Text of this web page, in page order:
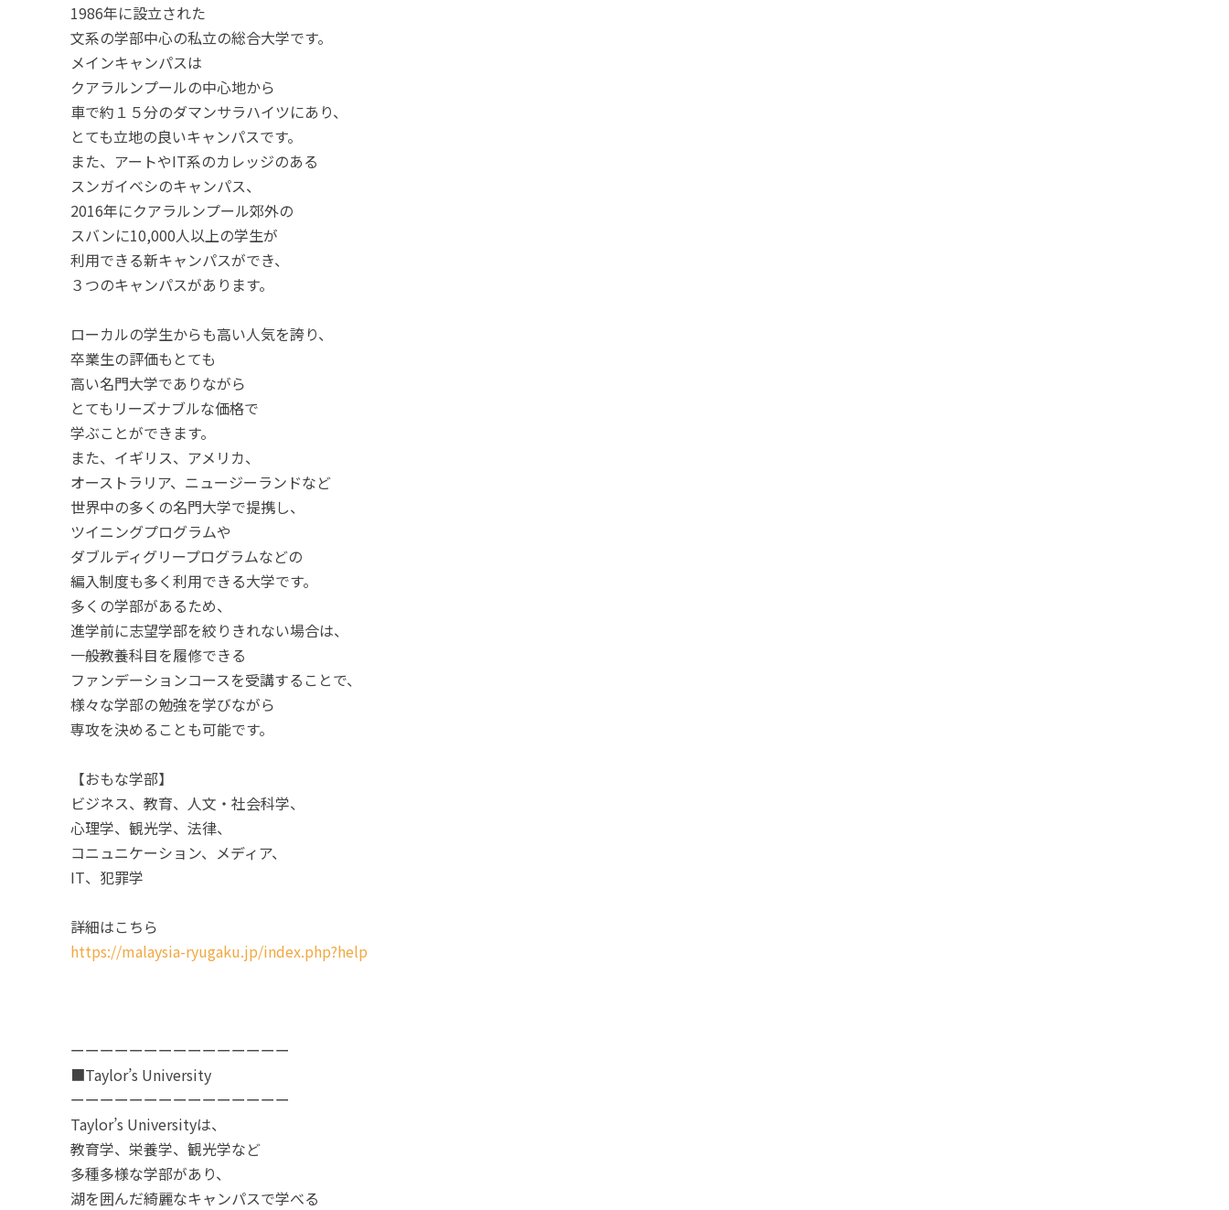
1986年に設立された
文系の学部中心の私立の総合大学です。
メインキャンパスは
クアラルンプールの中心地から
車で約１５分のダマンサラハイツにあり、
とても立地の良いキャンパスです。
また、アートやIT系のカレッジのある
スンガイベシのキャンパス、
2016年にクアラルンプール郊外の
スバンに10,000人以上の学生が
利用できる新キャンパスができ、
３つのキャンパスがあります。
ローカルの学生からも高い人気を誇り、
卒業生の評価もとても
高い名門大学でありながら
とてもリーズナブルな価格で
学ぶことができます。
また、イギリス、アメリカ、
オーストラリア、ニュージーランドなど
世界中の多くの名門大学で提携し、
ツイニングプログラムや
ダブルディグリープログラムなどの
編入制度も多く利用できる大学です。
多くの学部があるため、
進学前に志望学部を絞りきれない場合は、
一般教養科目を履修できる
ファンデーションコースを受講することで、
様々な学部の勉強を学びながら
専攻を決めることも可能です。
【おもな学部】
ビジネス、教育、人文・社会科学、
心理学、観光学、法律、
コニュニケーション、メディア、
IT、犯罪学
詳細はこちら
https://malaysia-ryugaku.jp/index.php?help
ーーーーーーーーーーーーーーー
■Taylor’s University
ーーーーーーーーーーーーーーー
Taylor’s Universityは、
教育学、栄養学、観光学など
多種多様な学部があり、
湖を囲んだ綺麗なキャンパスで学べる